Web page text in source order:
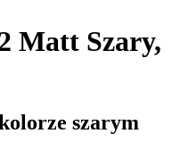
Matt Szary,
szarym